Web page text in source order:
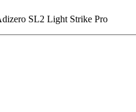
SL2 Light Strike Pro